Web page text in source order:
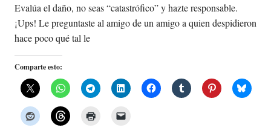
Evalúa el daño, no seas “catastrófico” y hazte responsable.
¡Ups! Le preguntaste al amigo de un amigo a quien despidieron
hace poco qué tal le
Comparte esto: